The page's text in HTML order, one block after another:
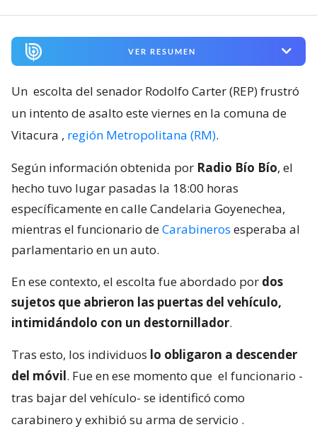
VER RESUMEN
Un escolta del senador Rodolfo Carter (REP) frustró
un intento de asalto este viernes en la comuna de
Vitacura , región Metropolitana (RM).
Según información obtenida por Radio Bío Bío, el
hecho tuvo lugar pasadas la 18:00 horas
específicamente en calle Candelaria Goyenechea,
mientras el funcionario deCarabineros esperaba al
parlamentario en un auto.
En ese contexto, el escolta fue abordado por dos
sujetos que abrieron las puertas del vehículo,
intimidándolo con un destornillador.
Tras esto, los individuos lo obligaron a descender
del móvil. Fue en ese momento que el funcionario -
tras bajar del vehículo- se identificó como
carabinero y exhibió su arma de servicio .